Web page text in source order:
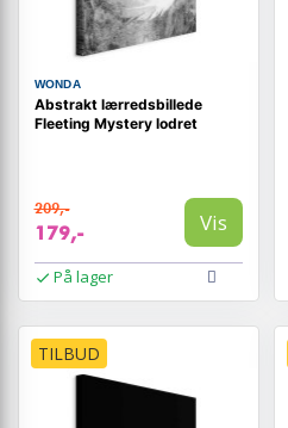
WONDA
Abstrakt lærredsbillede
Fleeting Mystery lodret
209,-
179,- Vis
På lager
TILBUD